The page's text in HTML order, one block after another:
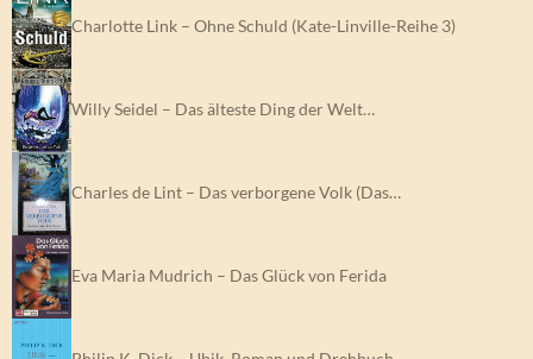
Charlotte Link – Ohne Schuld (Kate-Linville-Reihe 3)
Willy Seidel – Das älteste Ding der Welt…
Charles de Lint – Das verborgene Volk (Das…
Eva Maria Mudrich – Das Glück von Ferida